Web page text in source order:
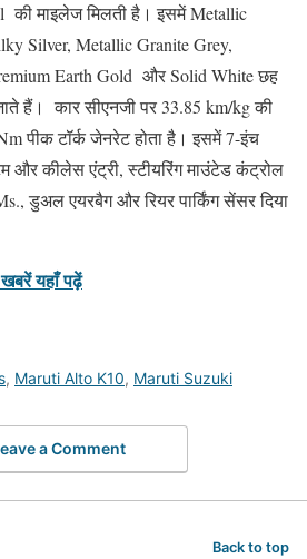
की माइलेज मिलती है। इसमें Metallic
Silver, Metallic Granite Grey,
Earth Gold और Solid White छह
हैं। कार सीएनजी पर 33.85 km/kg की
पीक टॉर्क जेनरेट होता है। इसमें 7-इंच
और कीलेस एंट्री, स्टीयरिंग माउंटेड कंट्रोल
डुअल एयरबैग और रियर पार्किंग सेंसर दिया
यहाँ पढ़ें
, Maruti Alto K10, Maruti Suzuki
a Comment
Back to top